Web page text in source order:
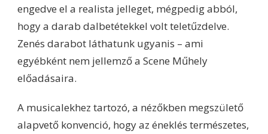
engedve el a realista jelleget, mégpedig abból,
hogy a darab dalbetétekkel volt teletűzdelve.
Zenés darabot láthatunk ugyanis – ami
egyébként nem jellemző a Scene Műhely
előadásaira.
A musicalekhez tartozó, a nézőkben megszülető
alapvető konvenció, hogy az éneklés természetes,